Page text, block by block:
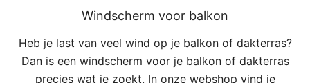
Windscherm voor balkon
Heb je last van veel wind op je balkon of dakterras?
Dan is een windscherm voor je balkon of dakterras
precies wat je zoekt. In onze webshop vind je